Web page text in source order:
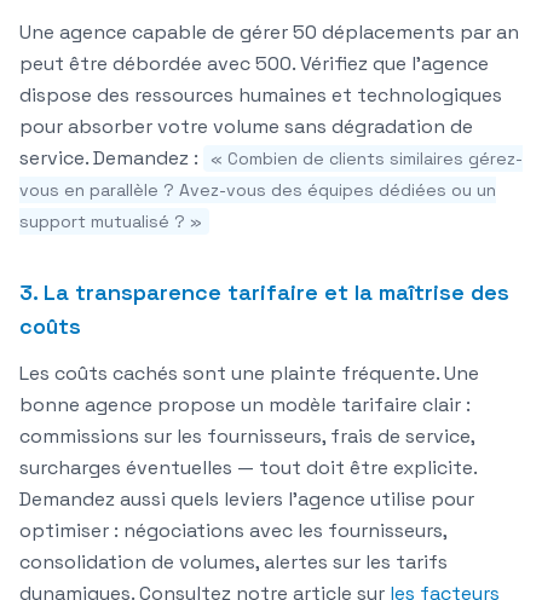
Une agence capable de gérer 50 déplacements par an
peut être débordée avec 500. Vérifiez que l'agence
dispose des ressources humaines et technologiques
pour absorber votre volume sans dégradation de
service. Demandez :
« Combien de clients similaires gérez-
vous en parallèle ? Avez-vous des équipes dédiées ou un
support mutualisé ? »
3. La transparence tarifaire et la maîtrise des
coûts
Les coûts cachés sont une plainte fréquente. Une
bonne agence propose un modèle tarifaire clair :
commissions sur les fournisseurs, frais de service,
surcharges éventuelles — tout doit être explicite.
Demandez aussi quels leviers l'agence utilise pour
optimiser : négociations avec les fournisseurs,
consolidation de volumes, alertes sur les tarifs
dynamiques. Consultez notre article sur les facteurs